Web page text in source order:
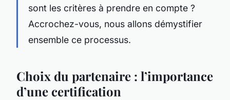
sont les critères à prendre en compte ?
Accrochez-vous, nous allons démystifier
ensemble ce processus.
Choix du partenaire : l’importance
d’une certification